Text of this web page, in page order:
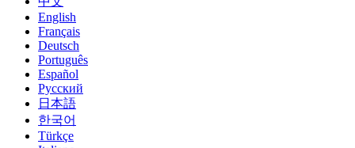
English
Français
Deutsch
Português
Español
Русский
日本語
한국어
Türkçe